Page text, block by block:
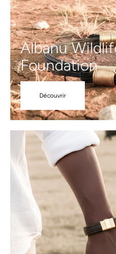
Albanu
Foundation
Découvrir